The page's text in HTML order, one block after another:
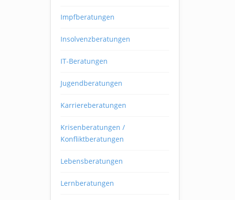
Impfberatungen
Insolvenzberatungen
IT-Beratungen
Jugendberatungen
Karriereberatungen
Krisenberatungen /
Konfliktberatungen
Lebensberatungen
Lernberatungen